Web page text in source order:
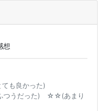
想
も良かった)
だった) ☆☆(あまり